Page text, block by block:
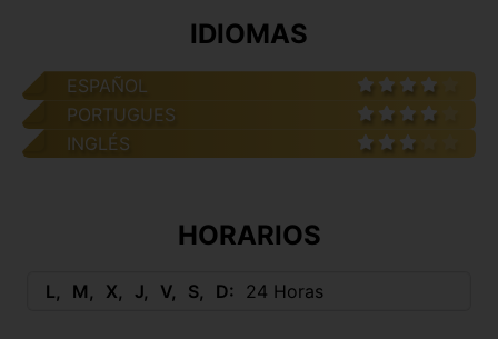
IDIOMAS
ESPAÑOL
PORTUGUES
INGLÉS
HORARIOS
L M X J V S D 24 Horas